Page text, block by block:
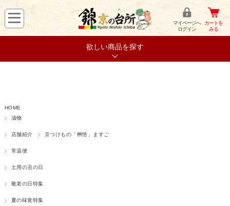
マイページへ
ログイン
カートを
みる
欲しい商品を探す
HOME
漬物
店舗紹介 京つけもの「桝悟」ますご
常温便
土用の丑の日
敬老の日特集
夏の味覚特集